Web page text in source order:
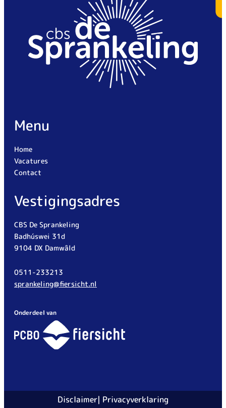
Menu
Home
Vacatures
Contact
Vestigingsadres
CBS De Sprankeling
Badhúswei 31d
9104 DX Damwâld
0511-233213
sprankeling@fiersicht.nl
Onderdeel van
Disclaimer Privacyverklaring